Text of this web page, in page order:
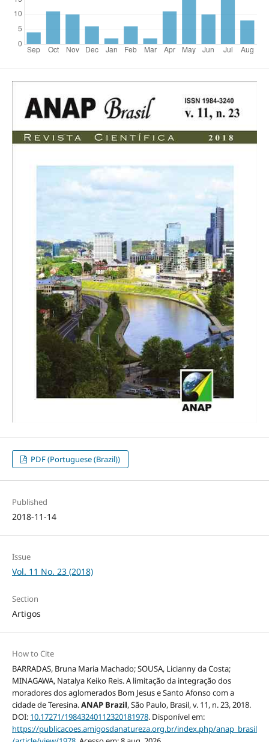
PDF (Portuguese (Brazil))
Published
2018-11-14
Issue
Vol. 11 No. 23 (2018)
Section
Artigos
How to Cite
BARRADAS, Bruna Maria Machado; SOUSA, Licianny da Costa;
MINAGAWA, Natalya Keiko Reis. A limitação da integração dos
moradores dos aglomerados Bom Jesus e Santo Afonso com a
cidade de Teresina.ANAP Brazil, São Paulo, Brasil, v. 11, n. 23, 2018.
DOI: 10.17271/19843240112320181978. Disponível em:
https://publicacoes.amigosdanatureza.org.br/index.php/anap_brasil